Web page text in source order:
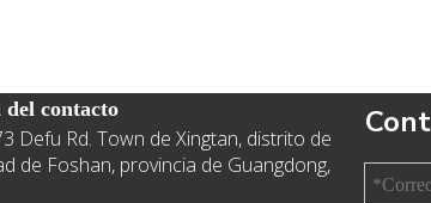
contacto
Defu Rd. Town de Xingtan, distrito de
de Foshan, provincia de Guangdong,